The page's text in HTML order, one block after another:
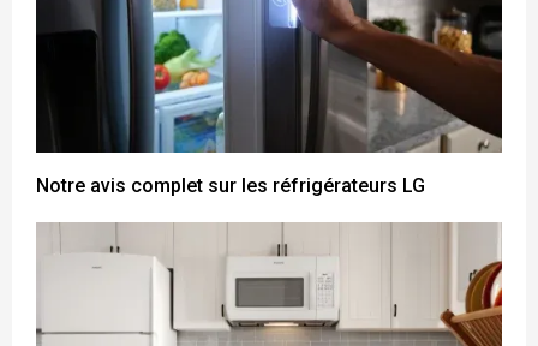
Notre avis complet sur les réfrigérateurs LG